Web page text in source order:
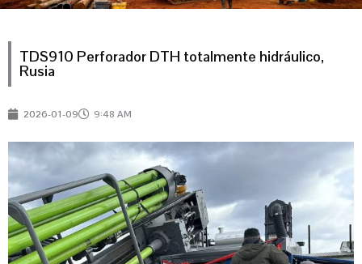
TDS910 Perforador DTH totalmente hidráulico,
Rusia
2026-01-09 9:48 AM